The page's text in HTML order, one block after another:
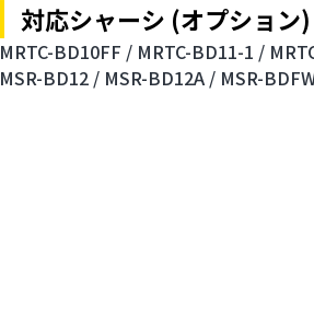
対応シャーシ (オプション)
MRTC-BD10FF / MRTC-BD11-1 /
MSR-BD12 / MSR-BD12A / MSR-